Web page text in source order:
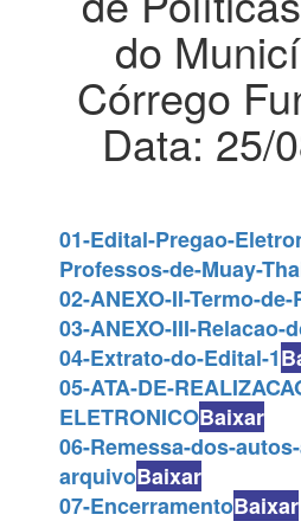
do
Córrego
Data: 25/
01-Edital-Pregao-
Professos-de-Muay-
02-ANEXO-II-Termo-
03-ANEXO-III-Relacao-
04-Extrato-do-Edital-1
05-ATA-DE-
ELETRONICOBaixar
06-Remessa-dos-
arquivoBaixar
07-EncerramentoBaixar